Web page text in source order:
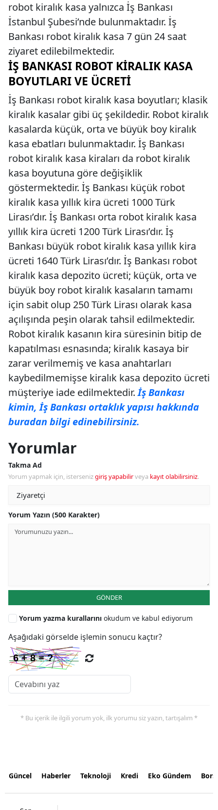
robot kiralık kasa yalnızca İş Bankası
İstanbul Şubesi’nde bulunmaktadır. İş
Bankası robot kiralık kasa 7 gün 24 saat
ziyaret edilebilmektedir.
İŞ BANKASI ROBOT KIRALIK KASA
BOYUTLARI VE ÜCRETI
İş Bankası robot kiralık kasa boyutları; klasik
kiralık kasalar gibi üç şekildedir. Robot kiralık
kasalarda küçük, orta ve büyük boy kiralık
kasa ebatları bulunmaktadır. İş Bankası
robot kiralık kasa kiraları da robot kiralık
kasa boyutuna göre değişiklik
göstermektedir. İş Bankası küçük robot
kiralık kasa yıllık kira ücreti 1000 Türk
Lirası’dır. İş Bankası orta robot kiralık kasa
yıllık kira ücreti 1200 Türk Lirası’dır. İş
Bankası büyük robot kiralık kasa yıllık kira
ücreti 1640 Türk Lirası’dır. İş Bankası robot
kiralık kasa depozito ücreti; küçük, orta ve
büyük boy robot kiralık kasaların tamamı
için sabit olup 250 Türk Lirası olarak kasa
açılışında peşin olarak tahsil edilmektedir.
Robot kiralık kasanın kira süresinin bitip de
kapatılması esnasında; kiralık kasaya bir
zarar verilmemiş ve kasa anahtarları
kaybedilmemişse kiralık kasa depozito ücreti
müşteriye iade edilmektedir.İş Bankası
kimin, İş Bankası ortaklık yapısı hakkında
buradan bilgi edinebilirsiniz.
Yorumlar
Takma Ad
Yorum yapmak için, istersenizgiriş yapabilirveya kayıt olabilirsiniz.
Yorum Yazın (500 Karakter)
GÖNDER
Yorum yazma kurallarını okudum ve kabul ediyorum
Aşağıdaki görselde işlemin sonucu kaçtır?
* Bu içerik ile ilgili yorum yok, ilk yorumu siz yazın, tartışalım *
Güncel Haberler Teknoloji Kredi Eko Gündem